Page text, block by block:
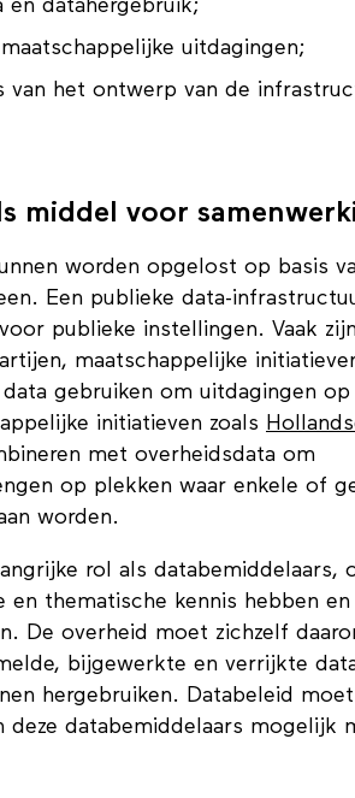
en datahergebruik;
uitdagingen;
van het ontwerp van de
middel voor
worden opgelost op basis
Een publieke data-
publieke instellingen. Vaak
maatschappelijke
gebruiken om uitdagingen
initiatieven zoals
met overheidsdata om
op plekken waar enkele of
worden.
rol als databemiddelaars,
thematische kennis hebben en
De overheid moet zichzelf
bijgewerkte en verrijkte
hergebruiken. Databeleid
databemiddelaars mogelijk